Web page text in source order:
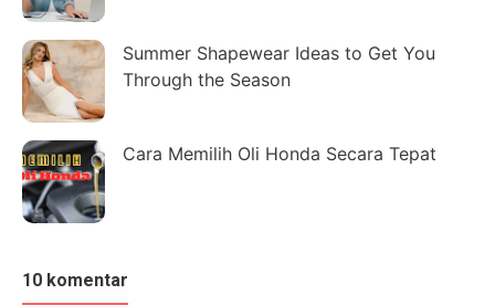
Summer Shapewear Ideas to Get You
Through the Season
Cara Memilih Oli Honda Secara Tepat
10 komentar